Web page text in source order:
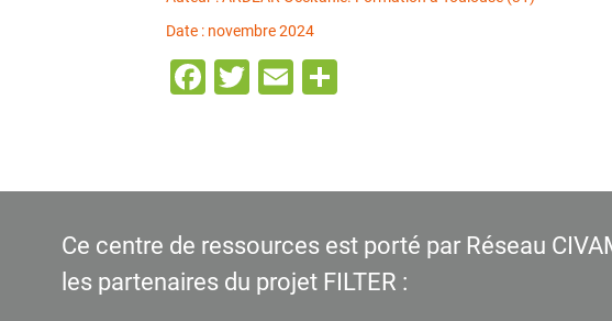
Date : novembre 2024
FacebookTwitterEmail
Ce centre de ressources est porté par Réseau
les partenaires du projet FILTER :